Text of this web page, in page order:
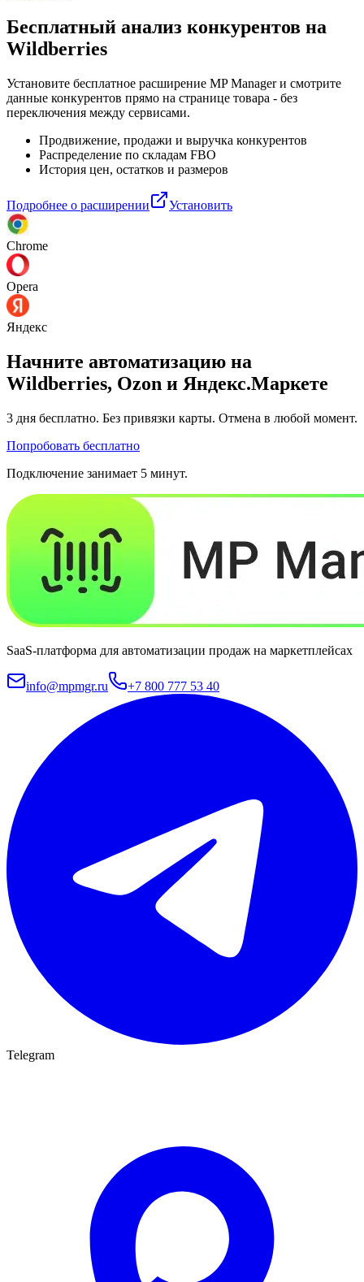
Бесплатный анализ конкурентов на
Wildberries
Установите бесплатное расширение MP Manager и смотрите
данные конкурентов прямо на странице товара - без
переключения между сервисами.
Продвижение, продажи и выручка конкурентов
Распределение по складам FBO
История цен, остатков и размеров
Подробнее о расширении Установить
Chrome
Opera
Яндекс
Начните автоматизацию на
Wildberries, Ozon и Яндекс.Маркете
3 дня бесплатно. Без привязки карты. Отмена в любой момент.
Попробовать бесплатно
Подключение занимает 5 минут.
SaaS-платформа для автоматизации продаж на маркетплейсах
info@mpmgr.ru +7 800 777 53 40
Telegram